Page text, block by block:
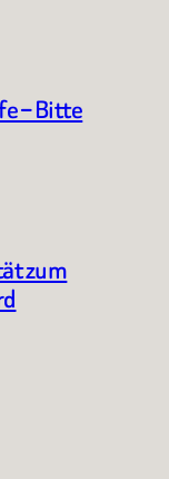
– Bitte
zum